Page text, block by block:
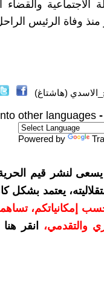
الاجتماعية والقضاء
وفاة الرئيس
(هاشتاغ)
other languages
Powered by
لنشر قيم الحرية،
يعتمد
أو أكثر حسب
والتقدمي،
انقر